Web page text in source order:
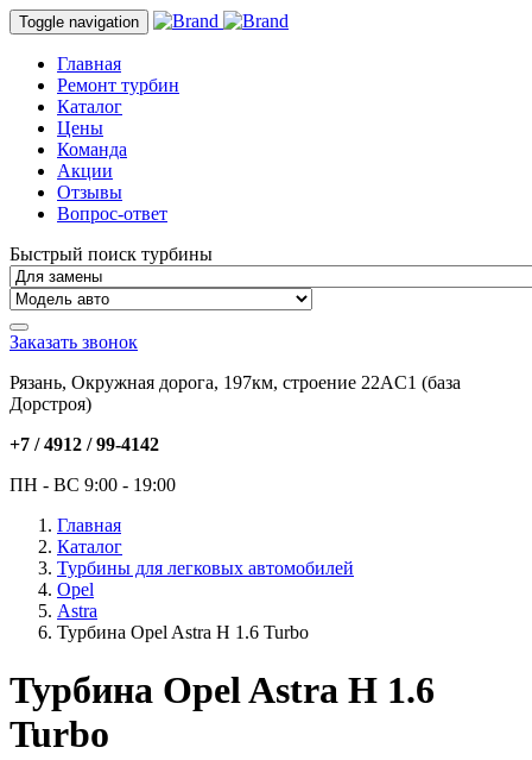
Toggle navigation
Главная
Ремонт турбин
Каталог
Цены
Команда
Акции
Отзывы
Вопрос-ответ
Быстрый поиск турбины
Заказать звонок
Рязань, Окружная дорога, 197км, строение 22АC1 (база
Дорстроя)
+7 / 4912 /99-4142
ПН - ВС 9:00 - 19:00
Главная
Каталог
Турбины для легковых автомобилей
Opel
Astra
Турбина Opel Astra H 1.6 Turbo
Турбина Opel Astra H 1.6
Turbo